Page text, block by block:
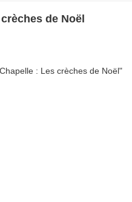
de Noël